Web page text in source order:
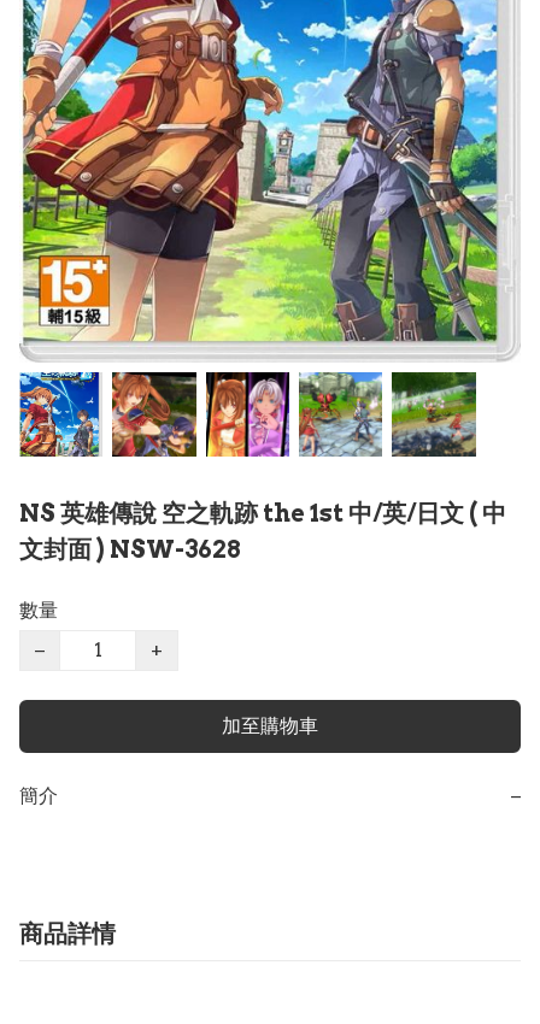
NS 英雄傳說 空之軌跡 the 1st 中/英/日文 ( 中
文封面 ) NSW-3628
數量
−
+
加至購物車
簡介 −
商品詳情